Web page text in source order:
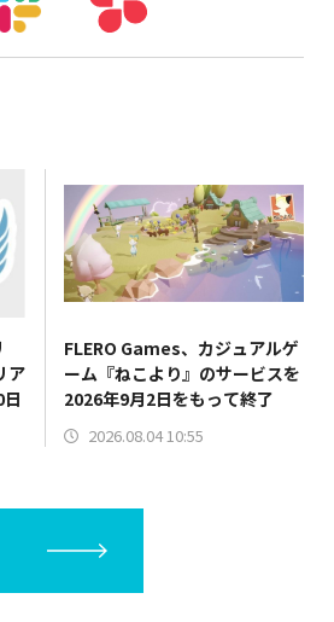
ア
FLERO Games、カジュアルゲ
ーム『ねこより』のサービスを
2026年9月2日をもって終了
2026.08.04 10:55